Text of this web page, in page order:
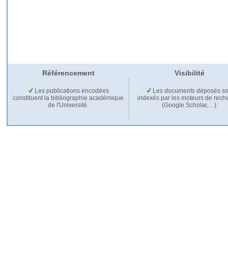
Référencement Visibilité
Les publications encodées
constituent la bibliographie académique
de l'Université.
Les documents déposés
indexés par les moteurs de
(Google Scholar,…).